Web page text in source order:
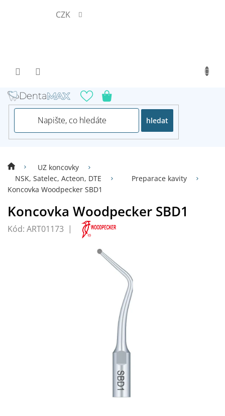
CZK
hledat
UZ koncovky
NSK, Satelec, Acteon, DTE
Preparace kavity
Koncovka Woodpecker SBD1
Koncovka Woodpecker SBD1
Kód: ART01173